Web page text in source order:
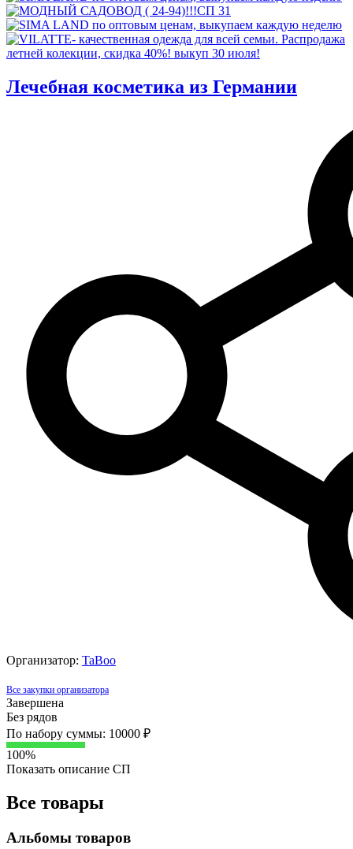
Лечебная косметика из Германии
Организатор: TaBoo
Все закупки организатора
Завершена
Без рядов
По набору суммы: 10000 ₽
100%
Показать описание СП
Все товары
Альбомы товаров